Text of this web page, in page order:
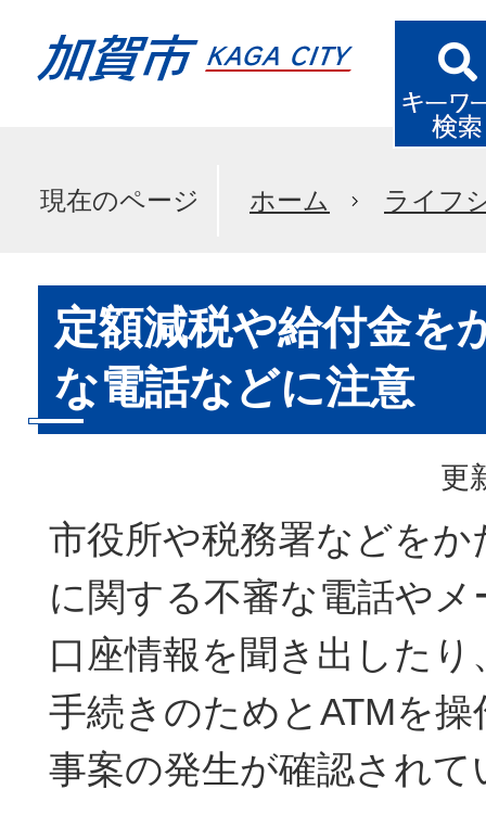
現在のページ ホーム ライフ
定額減税や給付金を
な電話などに注意
更
市役所や税務署などをか
に関する不審な電話や
口座情報を聞き出した
手続きのためとATMを
事案の発生が確認されて